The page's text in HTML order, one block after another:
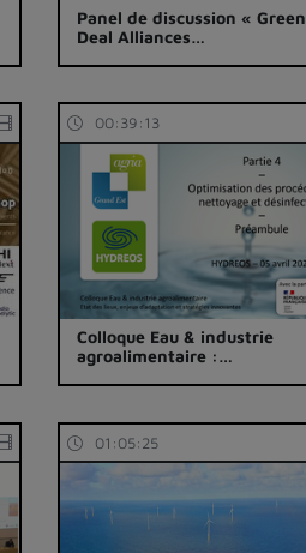
Panel de discussion « Green
Deal Alliances…
00:39:13
Colloque Eau & industrie
agroalimentaire :…
01:05:25